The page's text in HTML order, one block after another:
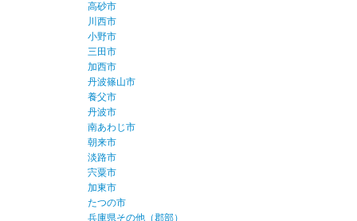
高砂市
川西市
小野市
三田市
加西市
丹波篠山市
養父市
丹波市
南あわじ市
朝来市
淡路市
宍粟市
加東市
たつの市
兵庫県その他（郡部）